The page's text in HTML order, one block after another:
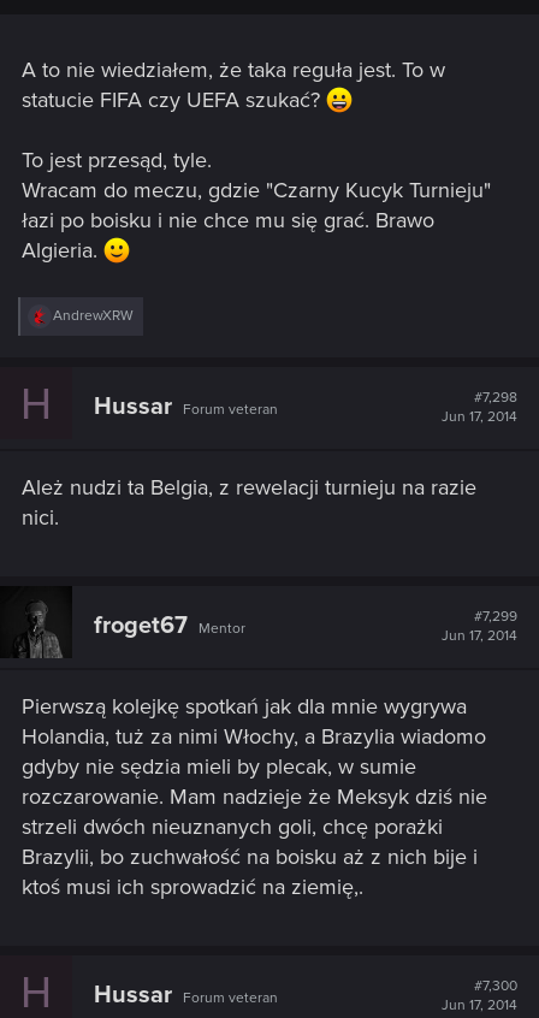
A to nie wiedziałem, że taka reguła jest. To w
statucie FIFA czy UEFA szukać?
To jest przesąd, tyle.
Wracam do meczu, gdzie "Czarny Kucyk Turnieju"
łazi po boisku i nie chce mu się grać. Brawo
Algieria.
R
:
AndrewXRW
H Hussar Forum veteran
#7,298
Jun 17, 2014
Ależ nudzi ta Belgia, z rewelacji turnieju na razie
nici.
froget67 Mentor
#7,299
Jun 17, 2014
Pierwszą kolejkę spotkań jak dla mnie wygrywa
Holandia, tuż za nimi Włochy, a Brazylia wiadomo
gdyby nie sędzia mieli by plecak, w sumie
rozczarowanie. Mam nadzieje że Meksyk dziś nie
strzeli dwóch nieuznanych goli, chcę porażki
Brazylii, bo zuchwałość na boisku aż z nich bije i
ktoś musi ich sprowadzić na ziemię,.
H Hussar Forum veteran
#7,300
Jun 17, 2014